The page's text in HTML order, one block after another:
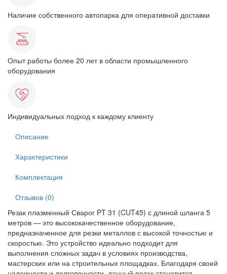
Наличие собственного автопарка для оперативной доставки
Опыт работы более 20 лет в области промышленного
оборудования
Индивидуальных подход к каждому клиенту
Описание
Характеристики
Комплектация
Отзывов (0)
Резак плазменный Сварог PT 31 (CUT45) с длиной шланга 5
метров — это высококачественное оборудование,
предназначенное для резки металлов с высокой точностью и
скоростью. Это устройство идеально подходит для
выполнения сложных задач в условиях производства,
мастерских или на строительных площадках. Благодаря своей